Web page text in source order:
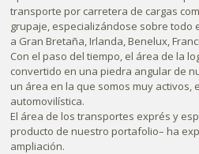
transporte por carretera de cargas
grupaje, especializándose sobre todo
a Gran Bretaña, Irlanda, Benelux,
Con el paso del tiempo, el área de la
convertido en una piedra angular de
un área en la que somos muy activos,
automovilística.
El área de los transportes exprés y
producto de nuestro portafolio– ha
ampliación.